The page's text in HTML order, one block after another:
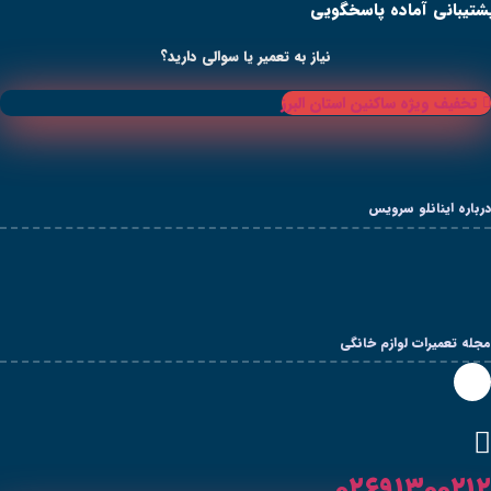
به تعمیر یا سوالی دارید؟
البرز